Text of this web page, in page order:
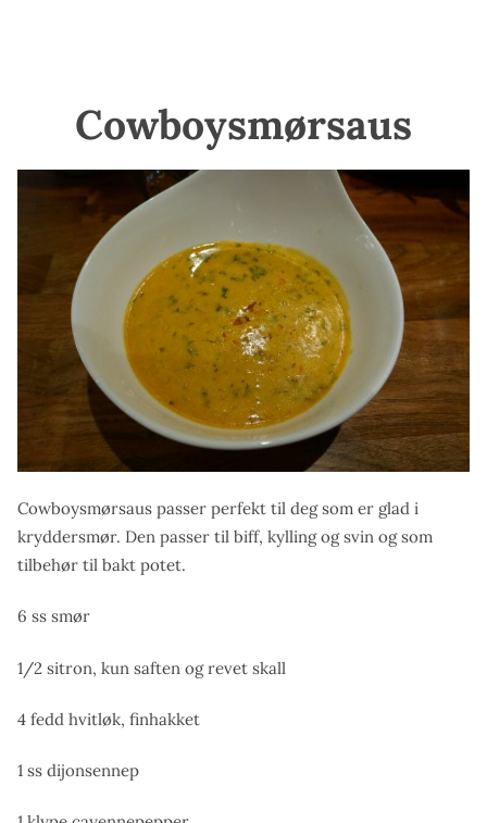
Cowboysmørsaus
Cowboysmørsaus passer perfekt til deg som er glad i
kryddersmør. Den passer til biff, kylling og svin og som
tilbehør til bakt potet.
6 ss smør
1/2 sitron, kun saften og revet skall
4 fedd hvitløk, finhakket
1 ss dijonsennep